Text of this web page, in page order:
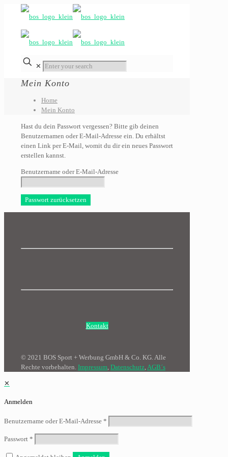
✕
Mein Konto
Home
Mein Konto
Hast du dein Passwort vergessen? Bitte gib deinen
Benutzernamen oder E-Mail-Adresse ein. Du erhältst
einen Link per E-Mail, womit du dir ein neues Passwort
erstellen kannst.
Benutzername oder E-Mail-Adresse
Passwort zurücksetzen
Kontakt
© 2021 BOS Sport + Werbung GmbH & Co. KG. Alle
Rechte vorbehalten. Impressum, Datenschutz,AGB´s
✕
Anmelden
Benutzername oder E-Mail-Adresse *
Passwort *